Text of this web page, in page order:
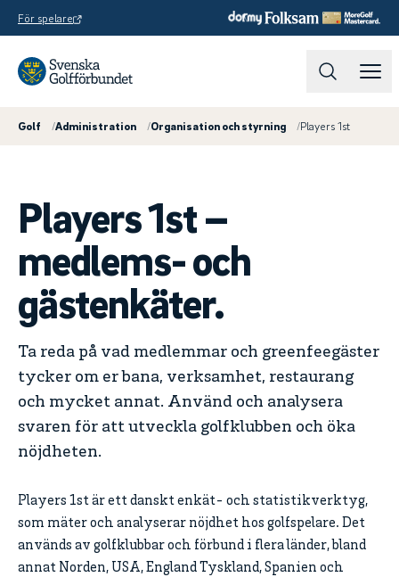
För spelare
Golf /Administration /Organisation och styrning /Players 1st
Players 1st –
medlems- och
gästenkäter.
Ta reda på vad medlemmar och greenfeegäster
tycker om er bana, verksamhet, restaurang
och mycket annat. Använd och analysera
svaren för att utveckla golfklubben och öka
nöjdheten.
Players 1st är ett danskt enkät- och statistikverktyg,
som mäter och analyserar nöjdhet hos golfspelare. Det
används av golfklubbar och förbund i flera länder, bland
annat Norden, USA, England Tyskland, Spanien och